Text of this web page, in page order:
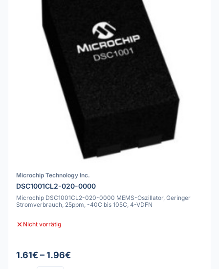
Microchip Technology Inc.
DSC1001CL2-020-0000
Microchip DSC1001CL2-020-0000 MEMS-Oszillator, Geringer
Stromverbrauch, 25ppm, -40C bis 105C, 4-VDFN
Nicht vorrätig
1.61€ – 1.96€